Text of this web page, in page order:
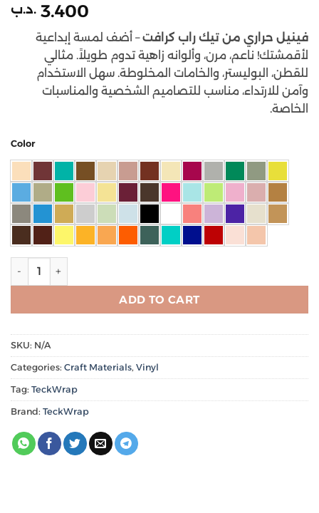
3.400 .د.ب
فينيل حراري من تيك راب كرافت– أضف لمسة إبداعية
لأقمشتك! ناعم، مرن، وألوانه زاهية تدوم طويلاً. مثالي
للقطن، البوليستر، والخامات المخلوطة. سهل الاستخدام
وآمن للارتداء، مناسب للتصاميم الشخصية والمناسبات
الخاصة.
Color
ADD TO CART
SKU: N/A
Categories: Craft Materials, Vinyl
Tag: TeckWrap
Brand: TeckWrap